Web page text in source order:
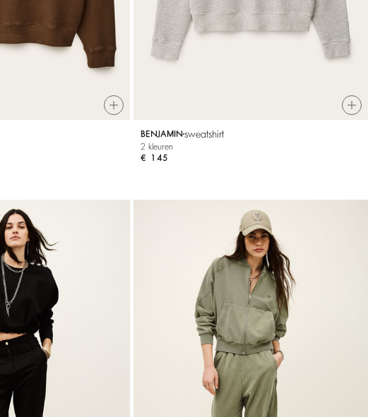
BENJAMIN sweatshirt
2 kleuren
€ 145